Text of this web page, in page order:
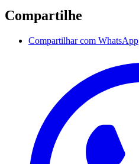
Compartilhe
Compartilhar com WhatsApp